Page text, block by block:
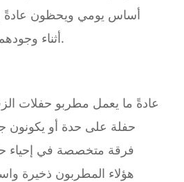
أساس يومي ويحظون عادةً
أثناء وجودهم على سطح السفينة.
عادةً ما يعمل مطربو حفلات
حفلة على حدة أو يكونون
فرقة متخصصة في إحياء
هؤلاء المطربون ذخيرة